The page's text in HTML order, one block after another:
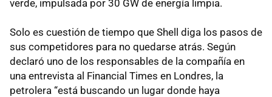
verde, impulsada por 30 GW de energía limpia.
Solo es cuestión de tiempo que Shell diga los pasos de
sus competidores para no quedarse atrás. Según
declaró uno de los responsables de la compañía en
una entrevista al Financial Times en Londres, la
petrolera “está buscando un lugar donde haya